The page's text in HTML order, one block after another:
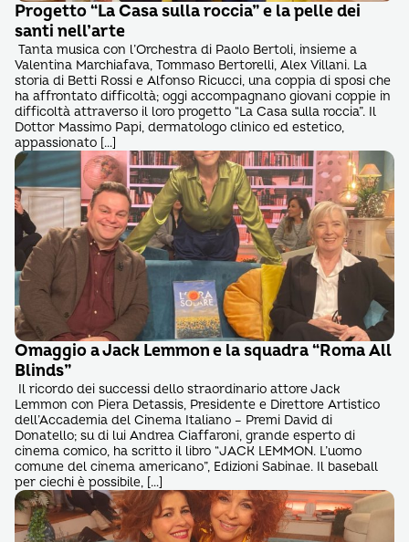
Progetto “La Casa sulla roccia” e la pelle dei
santi nell’arte
Tanta musica con l’Orchestra di Paolo Bertoli, insieme a
Valentina Marchiafava, Tommaso Bertorelli, Alex Villani. La
storia di Betti Rossi e Alfonso Ricucci, una coppia di sposi che
ha affrontato difficoltà; oggi accompagnano giovani coppie in
difficoltà attraverso il loro progetto “La Casa sulla roccia”. Il
Dottor Massimo Papi, dermatologo clinico ed estetico,
appassionato […]
Omaggio a Jack Lemmon e la squadra “Roma All
Blinds”
Il ricordo dei successi dello straordinario attore Jack
Lemmon con Piera Detassis, Presidente e Direttore Artistico
dell’Accademia del Cinema Italiano – Premi David di
Donatello; su di lui Andrea Ciaffaroni, grande esperto di
cinema comico, ha scritto il libro “JACK LEMMON. L’uomo
comune del cinema americano”, Edizioni Sabinae. Il baseball
per ciechi è possibile, […]